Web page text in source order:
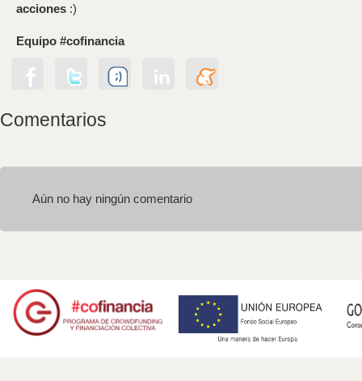
acciones :)
Equipo #cofinancia
Comentarios
Aún no hay ningún comentario